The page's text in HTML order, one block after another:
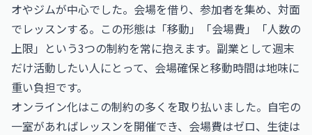
オやジムが中心でした。会場を借り、参加者を集め、対面
でレッスンする。この形態は「移動」「会場費」「人数の
上限」という3つの制約を常に抱えます。副業として週末
だけ活動したい人にとって、会場確保と移動時間は地味に
重い負担です。
オンライン化はこの制約の多くを取り払いました。自宅の
一室があればレッスンを開催でき、会場費はゼロ、生徒は